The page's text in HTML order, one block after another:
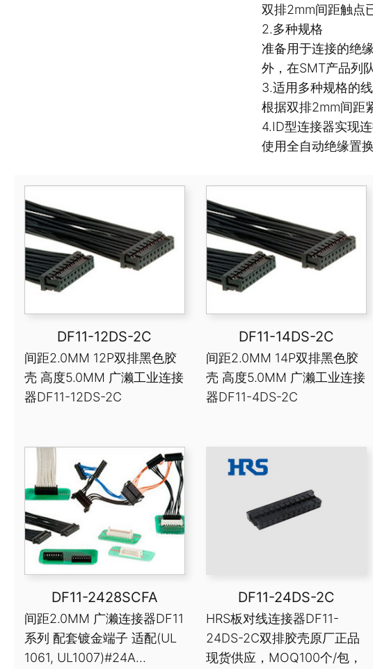
双排2mm间距触点
2.多种规格
准备用于连接的绝
外，在SMT产品列
3.适用多种规格的
根据双排2mm间距
4.ID型连接器实现
使用全自动绝缘置
DF11-12DS-2C
间距2.0MM 12P双排黑色胶
壳 高度5.0MM 广濑工业连接
器DF11-12DS-2C
DF11-14DS-2C
间距2.0MM 14P双排黑色胶
壳 高度5.0MM 广濑工业连接
器DF11-4DS-2C
DF11-2428SCFA
间距2.0MM 广濑连接器DF11
系列 配套镀金端子 适配(UL
1061, UL1007)#24A...
DF11-24DS-2C
HRS板对线连接器DF11-
24DS-2C双排胶壳原厂正品
现货供应，MOQ100个/包，